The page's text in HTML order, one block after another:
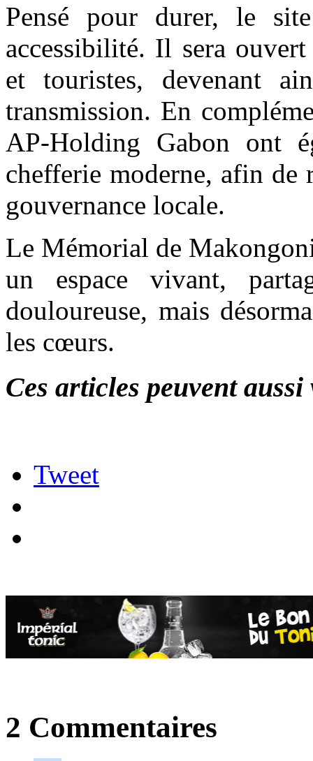
Pensé pour durer, le
accessibilité. Il sera
et touristes, devenant
transmission. En
AP-Holding Gabon ont
chefferie moderne, afin de
gouvernance locale.
Le Mémorial de
un espace vivant,
douloureuse, mais
les cœurs.
Ces articles peuvent
Tweet
2 Commentaires